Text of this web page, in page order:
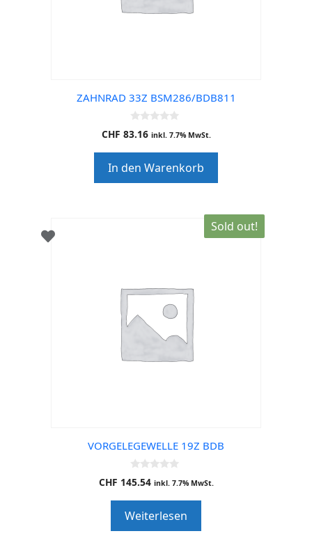
ZAHNRAD 33Z BSM286/BDB811
0
o
o
f
5
CHF 83.16 inkl. 7.7% MwSt.
In den Warenkorb
Sold out!
VORGELEGEWELLE 19Z BDB
0
o
o
f
5
CHF 145.54 inkl. 7.7% MwSt.
Weiterlesen